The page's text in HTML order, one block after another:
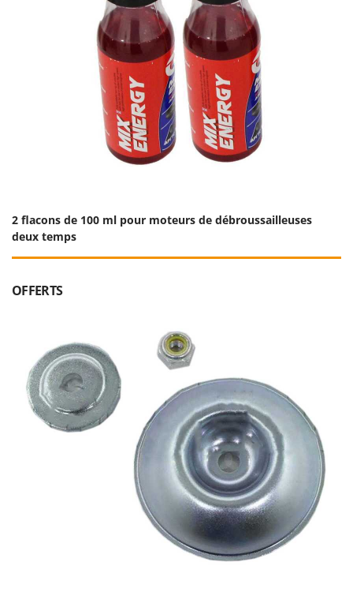
2 flacons de 100 ml pour moteurs de débroussailleuses
deux temps
OFFERTS